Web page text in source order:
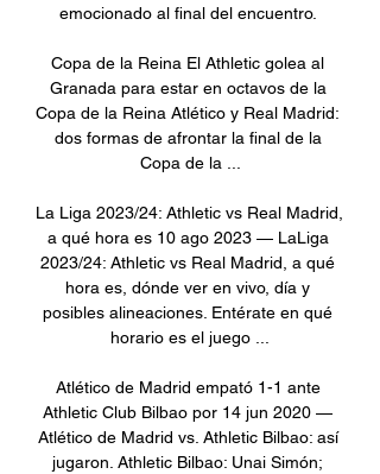
emocionado al final del encuentro.
Copa de la Reina El Athletic golea al
Granada para estar en octavos de la
Copa de la Reina Atlético y Real Madrid:
dos formas de afrontar la final de la
Copa de la ...
La Liga 2023/24: Athletic vs Real Madrid,
a qué hora es 10 ago 2023 — LaLiga
2023/24: Athletic vs Real Madrid, a qué
hora es, dónde ver en vivo, día y
posibles alineaciones. Entérate en qué
horario es el juego ...
Atlético de Madrid empató 1-1 ante
Athletic Club Bilbao por 14 jun 2020 —
Atlético de Madrid vs. Athletic Bilbao: así
jugaron. Athletic Bilbao: Unai Simón;